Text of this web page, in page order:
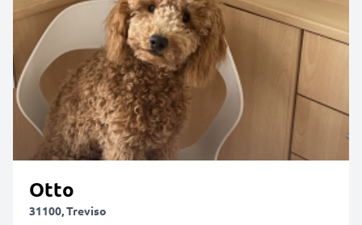
Otto
31100, Treviso